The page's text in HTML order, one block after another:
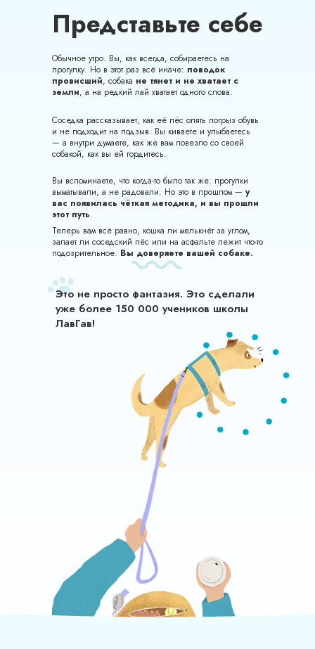
Представьте себе
Обычное утро. Вы, как всегда, собираетесь на
прогулку. Но в этот раз всё иначе: поводок
провисший, собака не тянет и не хватает с
земли, а на редкий лай хватает одного слова.
Соседка рассказывает, как её пёс опять погрыз обувь
и не подходит на подзыв. Вы киваете и улыбаетесь
— а внутри думаете, как же вам повезло со своей
собакой, как вы ей гордитесь.
Теперь вам всё равно, кошка ли мелькнёт за углом,
залает ли соседский пёс или на асфальте лежит что-то
подозрительное. Вы доверяете вашей собаке.
Это не просто фантазия. Это сделали
уже более 150 000 учеников школы
ЛавГав!
Вы вспоминаете, что когда-то было так же: прогулки
выматывали, а не радовали. Но это в прошлом — у
вас появилась чёткая методика, и вы прошли
этот путь.